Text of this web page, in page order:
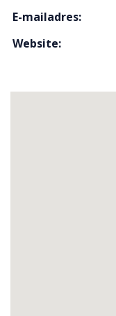
E-mailadres:
Website: